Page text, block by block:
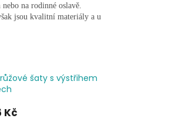
na rodinné oslavě.
jsou kvalitní materiály a u
šaty s výstřihem
Kč